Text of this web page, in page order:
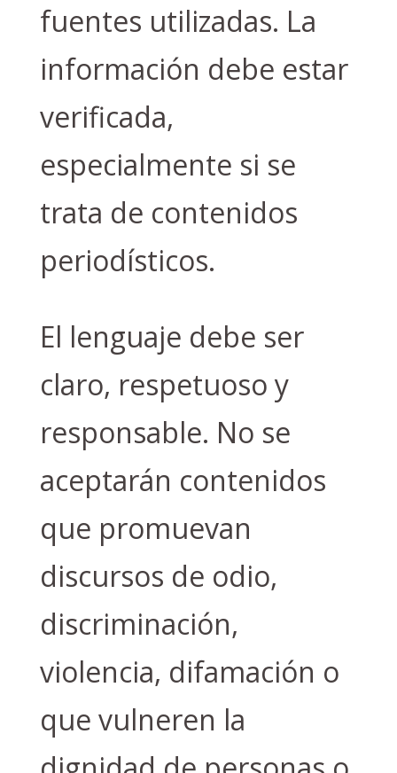
fuentes utilizadas. La
información debe estar
verificada,
especialmente si se
trata de contenidos
periodísticos.
El lenguaje debe ser
claro, respetuoso y
responsable. No se
aceptarán contenidos
que promuevan
discursos de odio,
discriminación,
violencia, difamación o
que vulneren la